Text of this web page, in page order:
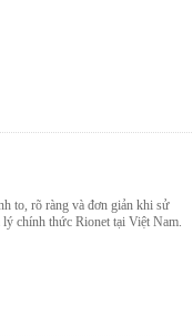
to, rõ ràng và đơn giản khi sử
chính thức Rionet tại Việt Nam.